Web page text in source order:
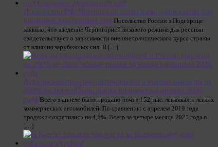
Посольство РФ: Черногория ввела визы для россиян под
влиянием зарубежных сил Посольство России в Подгорице
заявило, что введение Черногорией визового режима для россиян
свидетельствует о зависимости внешнеполитического курса страны
от влияния зарубежных сил. В […]
Апрельские продажи автомобилей в России выросли на
290% на фоне обвала рынка во время карантина 2020
года Всего в апреле было продано почти 152 тыс. легковых и легких
коммерческих автомобилей. По сравнению с апрелем 2019 года
продажи сократились на 4,5%. Всего за четыре месяца 2021 года в
[…]